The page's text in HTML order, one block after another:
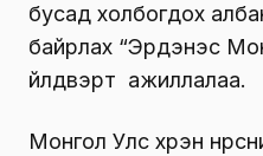
бусад холбогдох
байрлах “Эрдэнэс
үйлдвэрт ажиллалаа.
Монгол Улс хүрэн